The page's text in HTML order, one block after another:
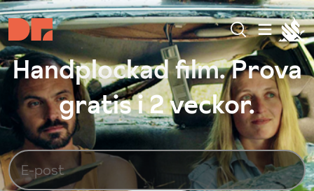
Handplockad film. Prova
gratis i 2 veckor.